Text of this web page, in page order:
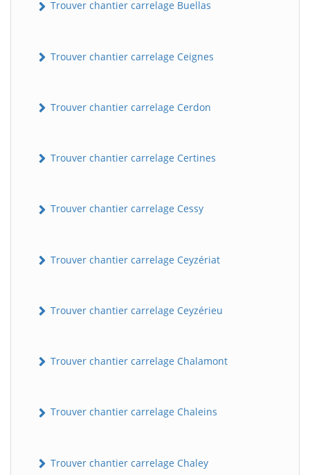
Trouver chantier carrelage Buellas
Trouver chantier carrelage Ceignes
Trouver chantier carrelage Cerdon
Trouver chantier carrelage Certines
Trouver chantier carrelage Cessy
Trouver chantier carrelage Ceyzériat
Trouver chantier carrelage Ceyzérieu
Trouver chantier carrelage Chalamont
Trouver chantier carrelage Chaleins
Trouver chantier carrelage Chaley